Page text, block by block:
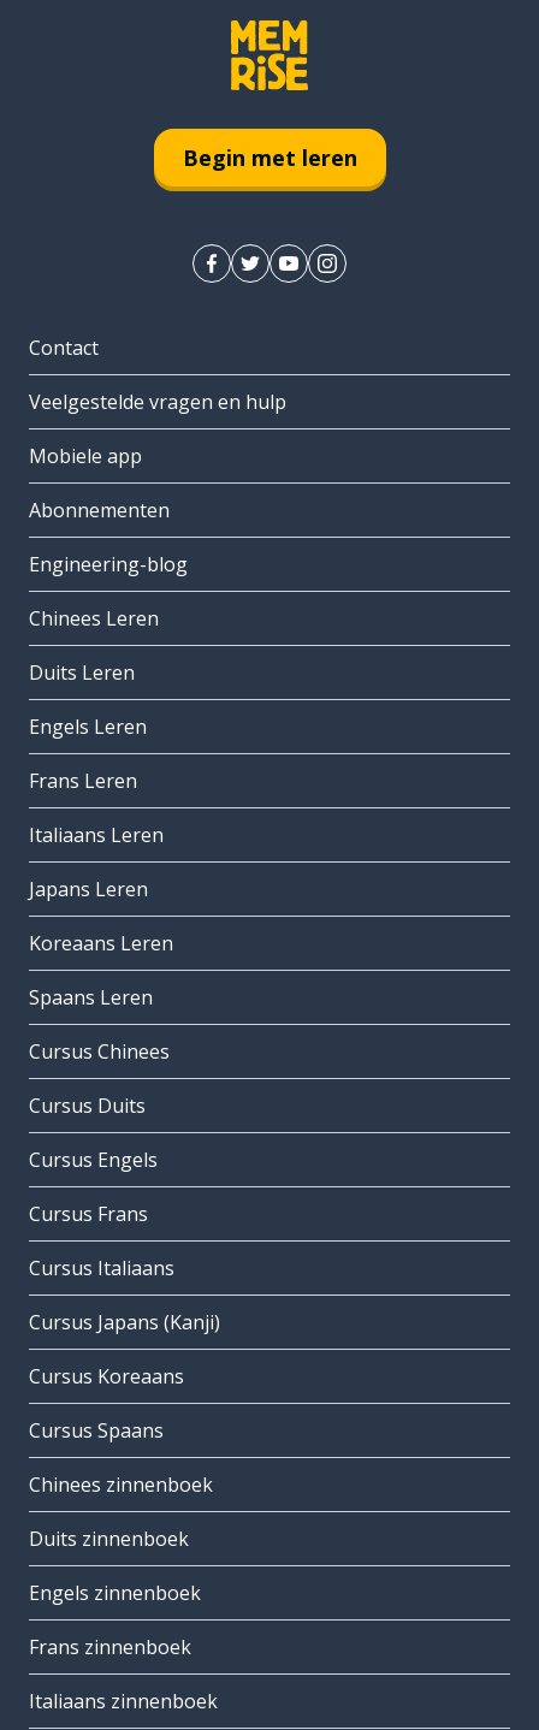
Begin met leren
Contact
Veelgestelde vragen en hulp
Mobiele app
Abonnementen
Engineering-blog
Chinees Leren
Duits Leren
Engels Leren
Frans Leren
Italiaans Leren
Japans Leren
Koreaans Leren
Spaans Leren
Cursus Chinees
Cursus Duits
Cursus Engels
Cursus Frans
Cursus Italiaans
Cursus Japans (Kanji)
Cursus Koreaans
Cursus Spaans
Chinees zinnenboek
Duits zinnenboek
Engels zinnenboek
Frans zinnenboek
Italiaans zinnenboek